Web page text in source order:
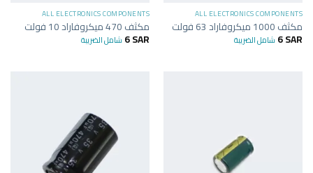
ALL ELECTRONICS COMPONENTS
مكثف 1000 ميكروفاراد 63 فولت
6SAR شامل الضريبة
ALL ELECTRONICS COMPONENTS
مكثف 470 ميكروفاراد 10 فولت
6SAR شامل الضريبة